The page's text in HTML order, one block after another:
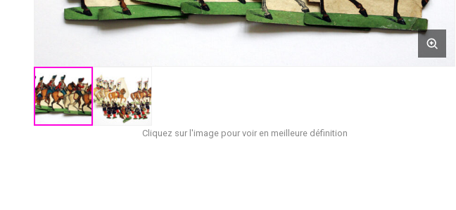
Cliquez sur l'image pour voir en meilleure définition